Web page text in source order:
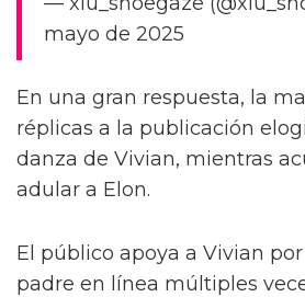
mayo de 2025
En una gran respuesta, la
réplicas a la publicación
danza de Vivian, mientras
adular a Elon.
El público apoya a Vivian
padre en línea múltiples